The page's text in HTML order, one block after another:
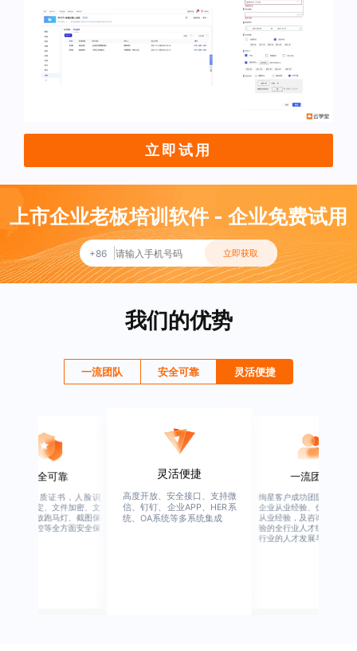
立即试用
上市企业老板培训软件 - 企业免费试用
+86 立即获取
我们的优势
一流团队 安全可靠 灵活便捷
安全可靠
业权威资质证书，人脸识
、设备绑定、文件加密、文
水印、播放跑马灯、截图保
、权限管控等全方面安全保
灵活便捷
高度开放、安全接口、支持微
信、钉钉、企业APP、HER系
统、OA系统等多系统集成
一流团队
绚星客户成功团队，由有多
企业从业经验、优秀培训机
从业经验，及咨询公司从业
验的全行业人才组成，涉猎
行业的人才发展与培养模块